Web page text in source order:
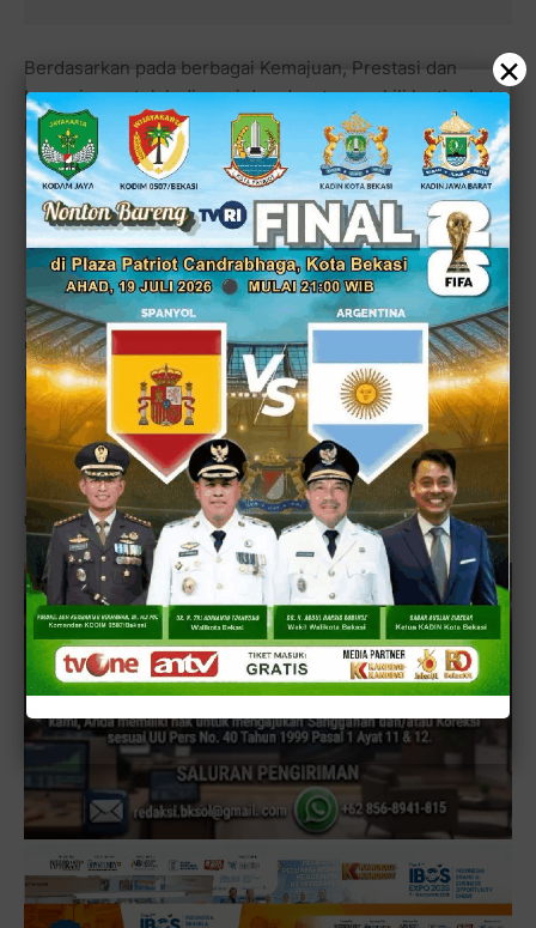
Berdasarkan pada berbagai Kemajuan, Prestasi dan
Inovasi yang telah dicapai dan dapat mewakili ke tingkat
Nasional.
Baca juga:Kwalitas Udara Jambi Memburuk, PW
IWO Jambi Bagi-Bagi Masker
Sementara itu, Gubernur Lampung yang diwakili Staf Ahli
Gubernur Bidang Kemasyarakatan dan Sumber Daya
Manusia (SDM), Bapak Intizam, mengungkapkan, Lomba
Desa Tingkat Provinsi Lampung merupakan Ajang
tahunan yang diadakan untuk menilai perkembangan
Desa-desa di seluruh wilayah Provinsi Lampung. [■]
Reporter:TimRedaksi Editor: DikRizal
×